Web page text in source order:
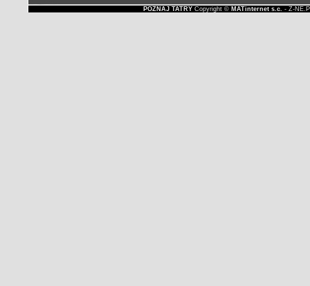
POZNAJ TATRYCopyright © MATinternet s.c. - Z-